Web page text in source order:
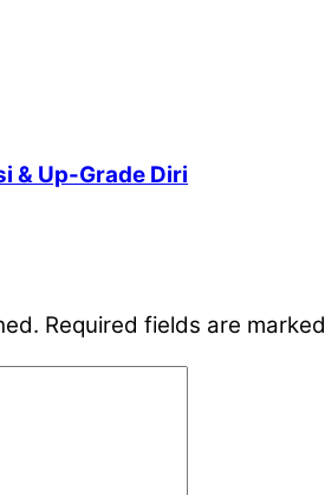
& Up-Grade Diri
Required fields are marked